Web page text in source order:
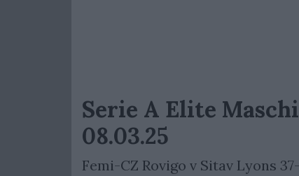
Serie A Elite
08.03.25
Femi-CZ Rovigo v Sitav Lyons